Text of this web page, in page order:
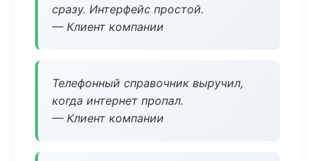
сразу. Интерфейс простой.
— Клиент компании
Телефонный справочник выручил,
когда интернет пропал.
— Клиент компании